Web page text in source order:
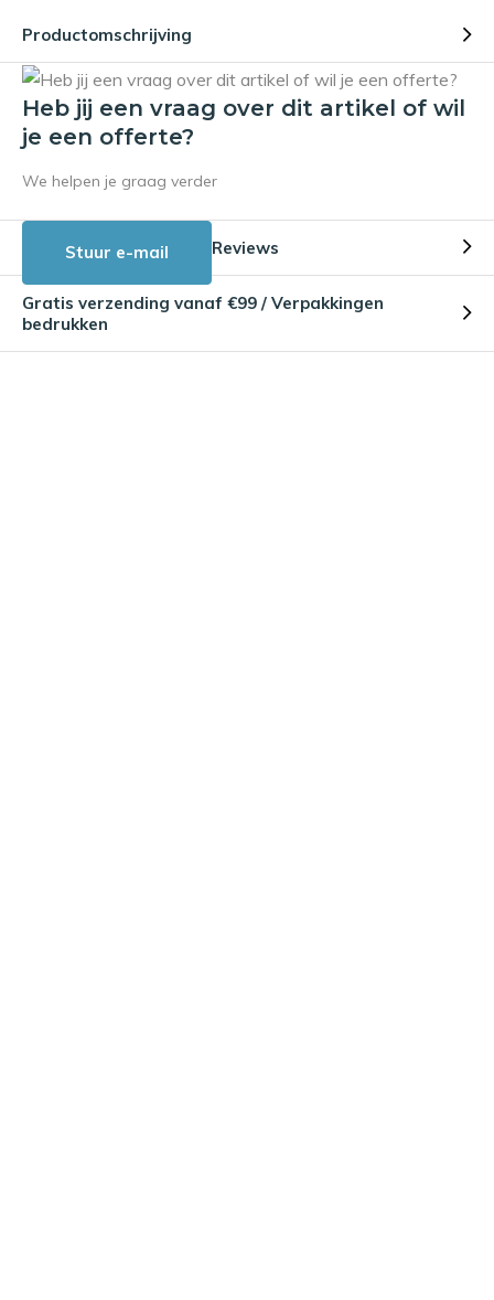
Productomschrijving
Heb jij een vraag over dit artikel of wil
je een offerte?
We helpen je graag verder
Stuur e-mail Reviews
Gratis verzending vanaf €99 / Verpakkingen
bedrukken